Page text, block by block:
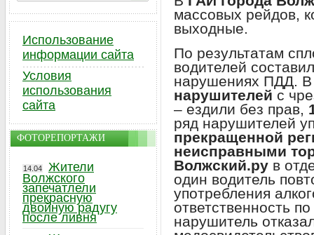
массовых рейдов,
выходные.
По результатам
водителей
нарушениях ПДД.
нарушителей с
– ездили без прав,
ряд нарушителей
прекращенной
неисправными
Волжский.ру в
один водитель
употребления
ответственность по
нарушитель
Использование
информации сайта
Условия
использования
сайта
ФОТОРЕПОРТАЖИ
14.04
Жители
Волжского
запечатлели
прекрасную
двойную радугу
после ливня